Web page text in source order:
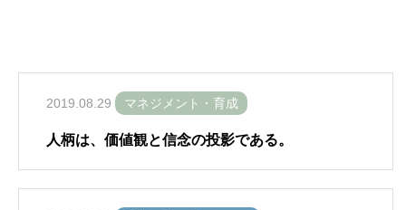
2019.08.29 マネジメント・育成
人柄は、価値観と信念の投影である。